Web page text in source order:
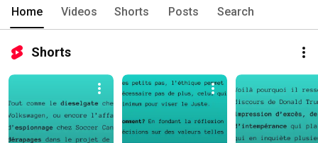
Home Videos Shorts Posts Search
Shorts